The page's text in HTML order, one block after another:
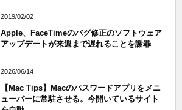
2019/02/02
Apple、FaceTimeのバグ修正のソフトウェア
アップデートが来週まで遅れることを謝罪
2026/06/14
【Mac Tips】Macのパスワードアプリをメニ
ューバーに常駐させる。今開いているサイト